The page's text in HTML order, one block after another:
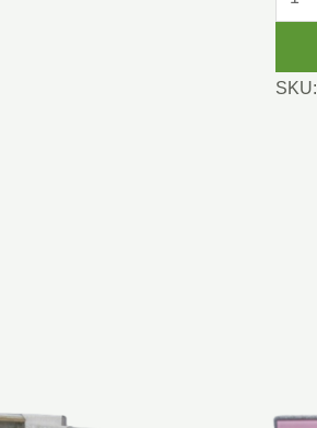
SKU: